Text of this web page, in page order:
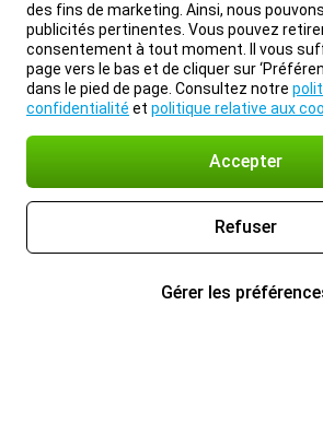
des fins de marketing. Ainsi, nous
publicités pertinentes. Vous pouvez
consentement à tout moment. Il vous
page vers le bas et de cliquer sur
dans le pied de page. Consultez notre
confidentialité et politique relative aux
Accepter
Refuser
Gérer les